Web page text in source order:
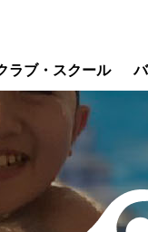
ラブ・スクール